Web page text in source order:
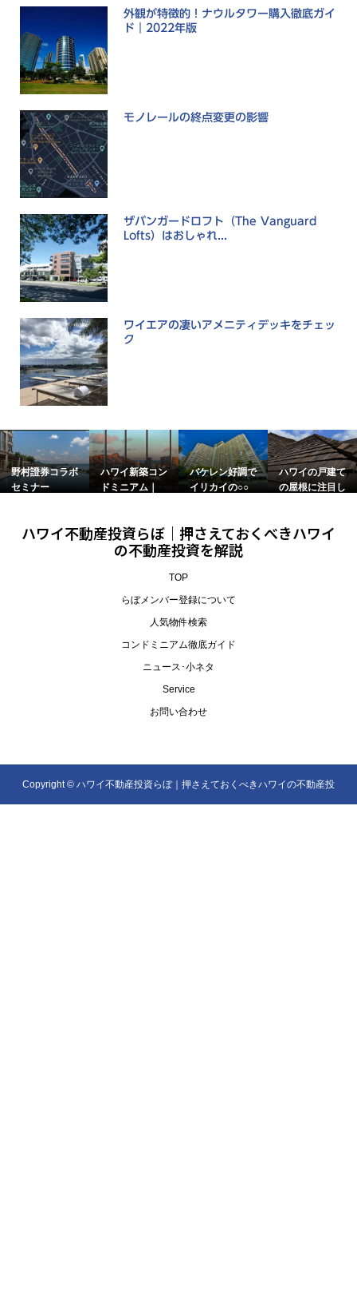
外観が特徴的！ナウルタワー購入徹底ガイ
ド｜2022年版
モノレールの終点変更の影響
ザバンガードロフト（The Vanguard
Lofts）はおしゃれ...
ワイエアの凄いアメニティデッキをチェッ
ク
野村證券コラボ
セミナー
ハワイ新築コン
ドミニアム｜
バケレン好調で
イリカイの○○
ハワイの戸建て
の屋根に注目し
ハワイ不動産投資らぼ｜押さえておくべきハワイ
の不動産投資を解説
TOP
らぼメンバー登録について
人気物件検索
コンドミニアム徹底ガイド
ニュース･小ネタ
Service
お問い合わせ
Copyright © ハワイ不動産投資らぼ｜押さえておくべきハワイの不動産投